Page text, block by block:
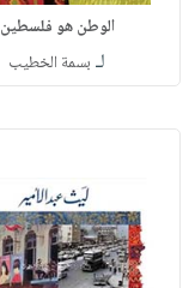
الوطن هو فلسطين
لـ بسمة الخطيب